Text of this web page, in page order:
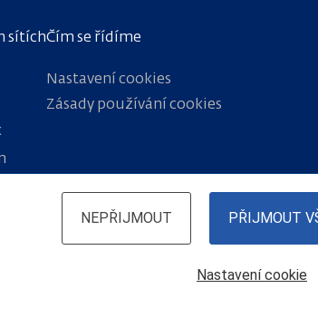
sítíchČím se řídíme
Nastavení cookies
Zásady používání cookies
PŘIJMOUT
NEPŘIJMOUT
Nastavení cookie